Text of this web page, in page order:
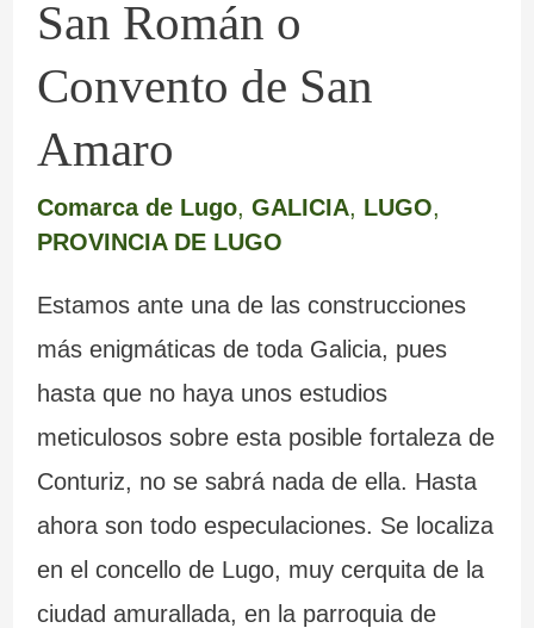
San Román o
Convento de San
Amaro
Comarca de Lugo, GALICIA, LUGO,
PROVINCIA DE LUGO
Estamos ante una de las construcciones
más enigmáticas de toda Galicia, pues
hasta que no haya unos estudios
meticulosos sobre esta posible fortaleza de
Conturiz, no se sabrá nada de ella. Hasta
ahora son todo especulaciones. Se localiza
en el concello de Lugo, muy cerquita de la
ciudad amurallada, en la parroquia de
Amaro